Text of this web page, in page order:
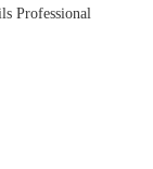
Professional